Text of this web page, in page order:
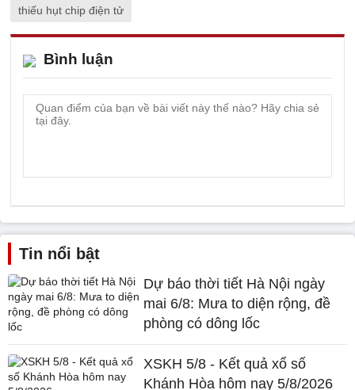
thiếu hụt chip điện tử
Bình luận
Tin nổi bật
Dự báo thời tiết Hà Nội ngày
mai 6/8: Mưa to diện rộng, đề
phòng có dông lốc
XSKH 5/8 - Kết quả xổ số
Khánh Hòa hôm nay 5/8/2026